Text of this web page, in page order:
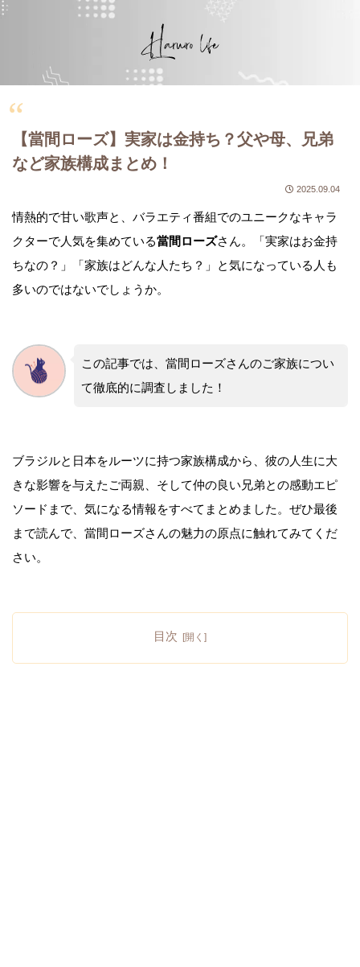
【當間ローズ】実家は金持ち？父や母、兄弟
など家族構成まとめ！
2025.09.04
情熱的で甘い歌声と、バラエティ番組でのユニークなキャラ
クターで人気を集めている當間ローズさん。「実家はお金持
ちなの？」「家族はどんな人たち？」と気になっている人も
多いのではないでしょうか。
この記事では、當間ローズさんのご家族につい
て徹底的に調査しました！
ブラジルと日本をルーツに持つ家族構成から、彼の人生に大
きな影響を与えたご両親、そして仲の良い兄弟との感動エピ
ソードまで、気になる情報をすべてまとめました。ぜひ最後
まで読んで、當間ローズさんの魅力の原点に触れてみてくだ
さい。
目次